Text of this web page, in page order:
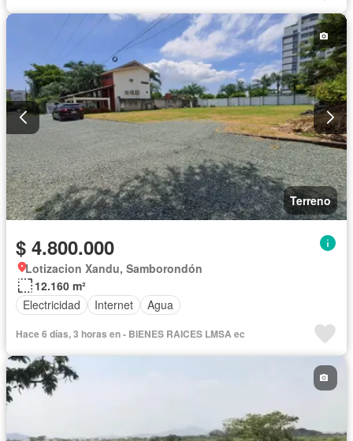
Terreno
$ 4.800.000
Lotizacion Xandu, Samborondón
12.160 m²
Electricidad
Internet Agua
Hace 6 días, 3 horas en - BIENES RAICES LMSA ec